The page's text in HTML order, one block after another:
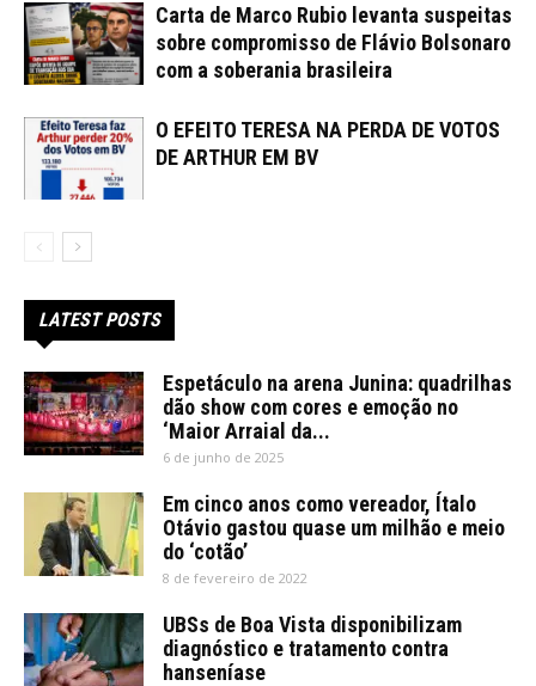
Carta de Marco Rubio levanta suspeitas
sobre compromisso de Flávio Bolsonaro
com a soberania brasileira
O EFEITO TERESA NA PERDA DE VOTOS
DE ARTHUR EM BV
LATEST POSTS
Espetáculo na arena Junina: quadrilhas
dão show com cores e emoção no
‘Maior Arraial da...
6 de junho de 2025
Em cinco anos como vereador, Ítalo
Otávio gastou quase um milhão e meio
do ‘cotão’
8 de fevereiro de 2022
UBSs de Boa Vista disponibilizam
diagnóstico e tratamento contra
hanseníase